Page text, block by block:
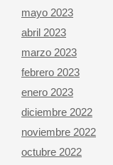
mayo 2023
abril 2023
marzo 2023
febrero 2023
enero 2023
diciembre 2022
noviembre 2022
octubre 2022